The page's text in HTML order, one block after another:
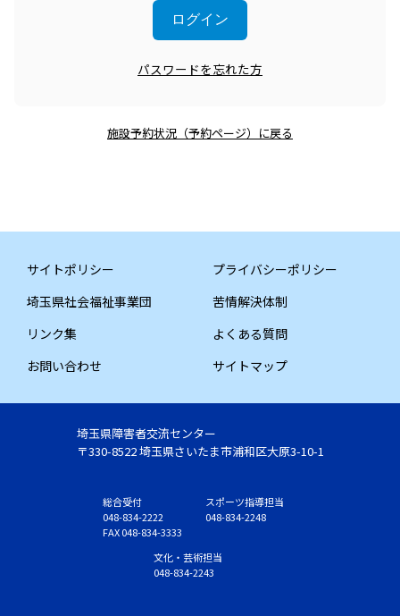
パスワードを忘れた方
施設予約状況（予約ページ）に戻る
サイトポリシー
プライバシーポリシー
埼玉県社会福祉事業団
苦情解決体制
リンク集
よくある質問
お問い合わせ
サイトマップ
埼玉県障害者交流センター
〒330-8522 埼玉県さいたま市浦和区大原3-10-1
総合受付
048-834-2222
FAX 048-834-3333
スポーツ指導担当
048-834-2248
文化・芸術担当
048-834-2243